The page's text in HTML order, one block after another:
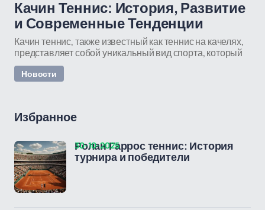
Качин Теннис: История, Развитие
и Современные Тенденции
Качин теннис, также известный как теннис на качелях,
представляет собой уникальный вид спорта, который
Новости
Избранное
Ролан Гаррос теннис: История
турнира и победители
30-10-2025